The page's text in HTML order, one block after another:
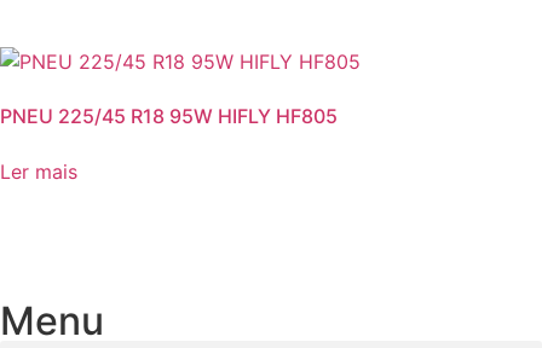
PNEU 225/45 R18 95W HIFLY HF805
Ler mais
Menu